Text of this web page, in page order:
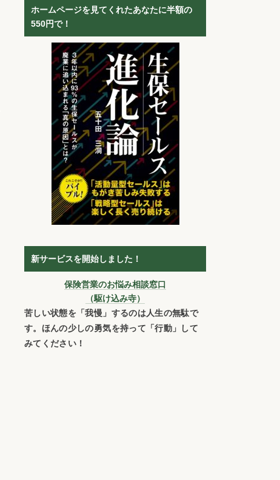
ホームページを見てくれたあなたに半額の
550円で！
新サービスを開始しました！
保険営業のお悩み相談窓口
（駆け込み寺）
苦しい状態を「我慢」するのは人生の無駄で
す。ほんの少しの勇気を持って「行動」して
みてください！